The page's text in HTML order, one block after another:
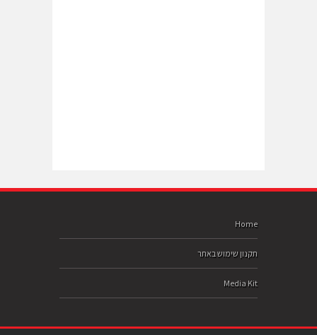
Home
תקנון שימוש באתר
Media Kit